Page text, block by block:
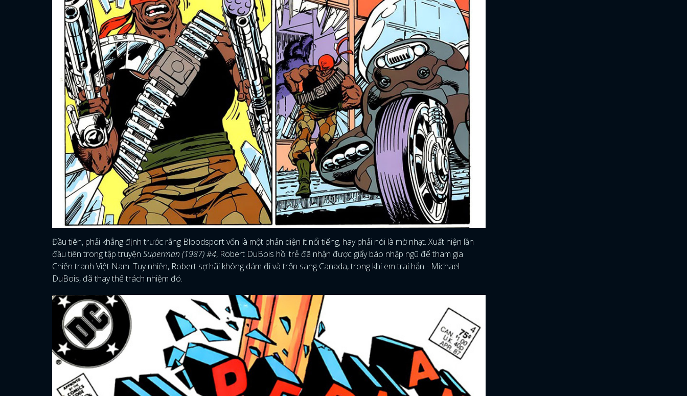
Đầu tiên, phải khẳng định trước rằng Bloodsport vốn là một phản diện ít nổi tiếng, hay phải nói là mờ nhạt. Xuất hiện lần
đầu tiên trong tập truyện Superman (1987) #4, Robert DuBois hồi trẻ đã nhận được giấy báo nhập ngũ để tham gia
Chiến tranh Việt Nam. Tuy nhiên, Robert sợ hãi không dám đi và trốn sang Canada, trong khi em trai hắn - Michael
DuBois, đã thay thế trách nhiệm đó.